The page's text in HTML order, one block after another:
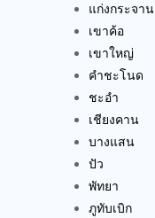
แก่งกระจาน
เขาค้อ
เขาใหญ่
คำชะโนด
ชะอำ
เชียงคาน
บางแสน
ปัว
พัทยา
ภูทับเบิก